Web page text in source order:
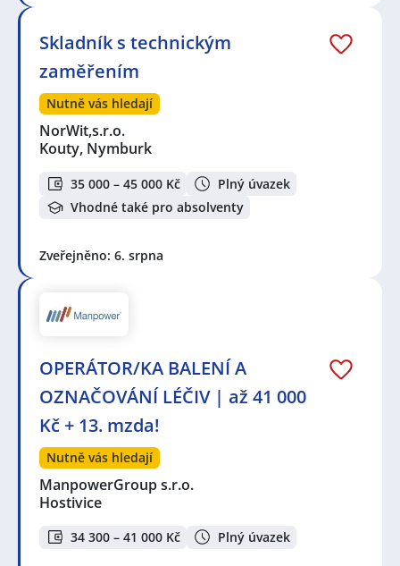
Skladník s technickým
zaměřením
Nutně vás hledají
NorWit,s.r.o.
Kouty, Nymburk
35 000 – 45 000 Kč
Plný úvazek
Vhodné také pro absolventy
Zveřejněno: 6. srpna
OPERÁTOR/KA BALENÍ A
OZNAČOVÁNÍ LÉČIV | až 41 000
Kč + 13. mzda!
Nutně vás hledají
ManpowerGroup s.r.o.
Hostivice
34 300 – 41 000 Kč Plný úvazek